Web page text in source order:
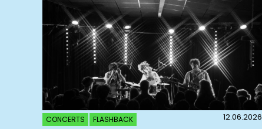
CONCERTS FLASHBACK 12.06.2026